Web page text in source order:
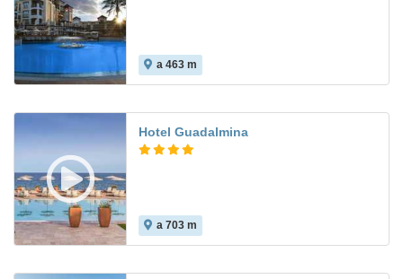
a 463 m
Hotel Guadalmina
a 703 m